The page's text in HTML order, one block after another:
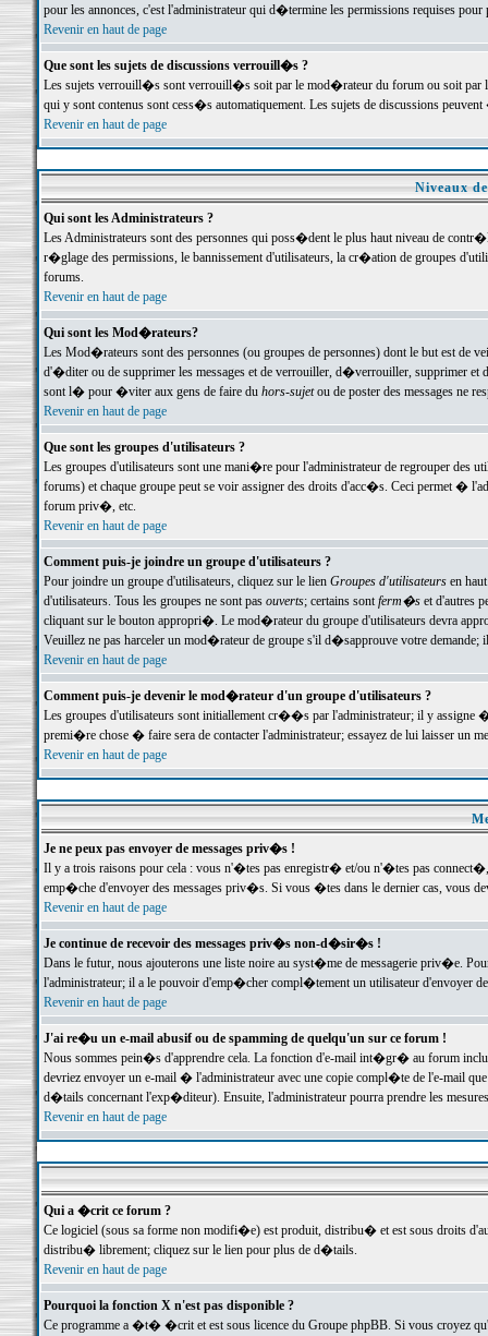
pour les annonces, c'est l'administrateur qui d�termine les permissions requises pour
Revenir en haut de page
Que sont les sujets de discussions verrouill�s ?
Les sujets verrouill�s sont verrouill�s soit par le mod�rateur du forum ou soit par
qui y sont contenus sont cess�s automatiquement. Les sujets de discussions
Revenir en haut de page
Niveaux
Qui sont les Administrateurs ?
Les Administrateurs sont des personnes qui poss�dent le plus haut niveau de
r�glage des permissions, le bannissement d'utilisateurs, la cr�ation de groupes
forums.
Revenir en haut de page
Qui sont les Mod�rateurs?
Les Mod�rateurs sont des personnes (ou groupes de personnes) dont le but est de
d'�diter ou de supprimer les messages et de verrouiller, d�verrouiller, supprimer
sont l� pour �viter aux gens de faire du hors-sujetou de poster des messages ne
Revenir en haut de page
Que sont les groupes d'utilisateurs ?
Les groupes d'utilisateurs sont une mani�re pour l'administrateur de regrouper des
forums) et chaque groupe peut se voir assigner des droits d'acc�s. Ceci permet
forum priv�, etc.
Revenir en haut de page
Comment puis-je joindre un groupe d'utilisateurs ?
Pour joindre un groupe d'utilisateurs, cliquez sur le lien Groupes d'utilisateursen haut
d'utilisateurs. Tous les groupes ne sont pas ouverts; certains sontferm�set d'autres
cliquant sur le bouton appropri�. Le mod�rateur du groupe d'utilisateurs devra
Veuillez ne pas harceler un mod�rateur de groupe s'il d�sapprouve votre demande;
Revenir en haut de page
Comment puis-je devenir le mod�rateur d'un groupe d'utilisateurs ?
Les groupes d'utilisateurs sont initiallement cr��s par l'administrateur; il y
premi�re chose � faire sera de contacter l'administrateur; essayez de lui laisser un
Revenir en haut de page
Je ne peux pas envoyer de messages priv�s !
Il y a trois raisons pour cela : vous n'�tes pas enregistr� et/ou n'�tes pas
emp�che d'envoyer des messages priv�s. Si vous �tes dans le dernier cas, vous
Revenir en haut de page
Je continue de recevoir des messages priv�s non-d�sir�s !
Dans le futur, nous ajouterons une liste noire au syst�me de messagerie priv�e.
l'administrateur; il a le pouvoir d'emp�cher compl�tement un utilisateur d'envoyer
Revenir en haut de page
J'ai re�u un e-mail abusif ou de spamming de quelqu'un sur ce forum !
Nous sommes pein�s d'apprendre cela. La fonction d'e-mail int�gr� au forum inclut
devriez envoyer un e-mail � l'administrateur avec une copie compl�te de l'e-mail
d�tails concernant l'exp�diteur). Ensuite, l'administrateur pourra prendre les
Revenir en haut de page
Qui a �crit ce forum ?
Ce logiciel (sous sa forme non modifi�e) est produit, distribu� et est sous droits
distribu� librement; cliquez sur le lien pour plus de d�tails.
Revenir en haut de page
Pourquoi la fonction X n'est pas disponible ?
Ce programme a �t� �crit et est sous licence du Groupe phpBB. Si vous croyez